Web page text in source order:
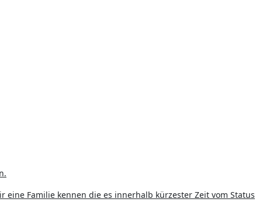
Familie kennen die es innerhalb kürzester Zeit vom Status